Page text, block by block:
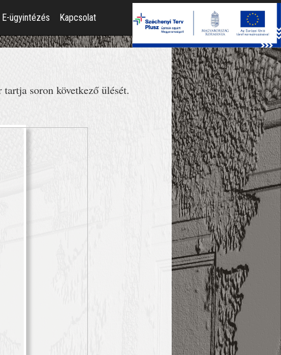
E-ügyintézés Kapcsolat
soron következő ülését.